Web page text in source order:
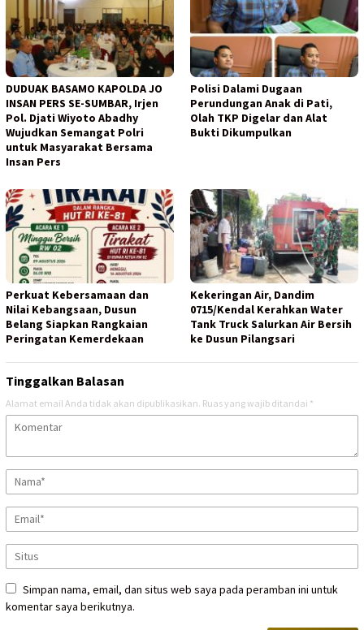
DUDUAK BASAMO KAPOLDA JO
INSAN PERS SE-SUMBAR, Irjen
Pol. Djati Wiyoto Abadhy
Wujudkan Semangat Polri
untuk Masyarakat Bersama
Insan Pers
Polisi Dalami Dugaan
Perundungan Anak di Pati,
Olah TKP Digelar dan Alat
Bukti Dikumpulkan
Perkuat Kebersamaan dan
Nilai Kebangsaan, Dusun
Belang Siapkan Rangkaian
Peringatan Kemerdekaan
Kekeringan Air, Dandim
0715/Kendal Kerahkan Water
Tank Truck Salurkan Air Bersih
ke Dusun Pilangsari
Tinggalkan Balasan
Alamat email Anda tidak akan dipublikasikan. Ruas yang wajib ditandai *
Simpan nama, email, dan situs web saya pada peramban ini untuk
komentar saya berikutnya.